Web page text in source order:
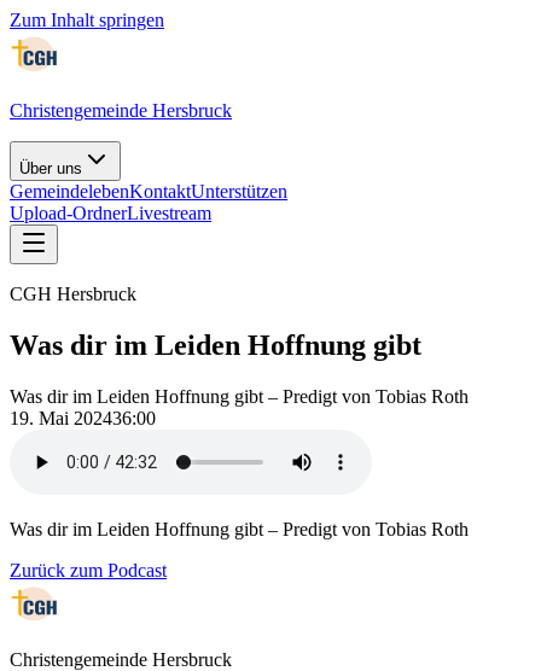
Zum Inhalt springen
Christengemeinde Hersbruck
Über uns
GemeindelebenKontaktUnterstützen
Upload-OrdnerLivestream
CGH Hersbruck
Was dir im Leiden Hoffnung gibt
Was dir im Leiden Hoffnung gibt – Predigt von Tobias Roth
19. Mai 202436:00
Was dir im Leiden Hoffnung gibt – Predigt von Tobias Roth
Zurück zum Podcast
Christengemeinde Hersbruck